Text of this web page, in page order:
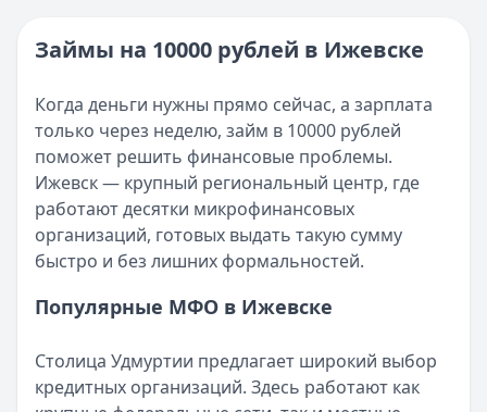
Категория:МФО и микрозаймы
Все статьи
Возврат переплаты в «Займере»: актуальная
Опубликовано:5 декабря 2025 г.
Категория: МФО
Читать новость
Срочный микрозайм 15 000 ₽ на карту: свежая
Кратко:Нужны 15 000 рублей на карту прямо сегодня?
Опубликовано:5 декабря 2025 г.
Категория: МФО
Рекордный рост доли клиентов МФО с iPhone: что
Опубликовано:5 декабря 2025 г.
Категория:МФО
Займы на 10000 рублей в Ижевске
Когда деньги нужны прямо сейчас, а зарплата
только через неделю, займ в 10000 рублей
поможет решить финансовые проблемы.
Ижевск — крупный региональный центр, где
работают десятки микрофинансовых
организаций, готовых выдать такую сумму
быстро и без лишних формальностей.
Популярные МФО в Ижевске
Столица Удмуртии предлагает широкий выбор
кредитных организаций. Здесь работают как